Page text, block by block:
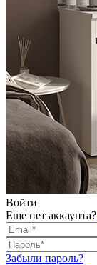
Войти
Еще нет аккаунта?
Забыли пароль?